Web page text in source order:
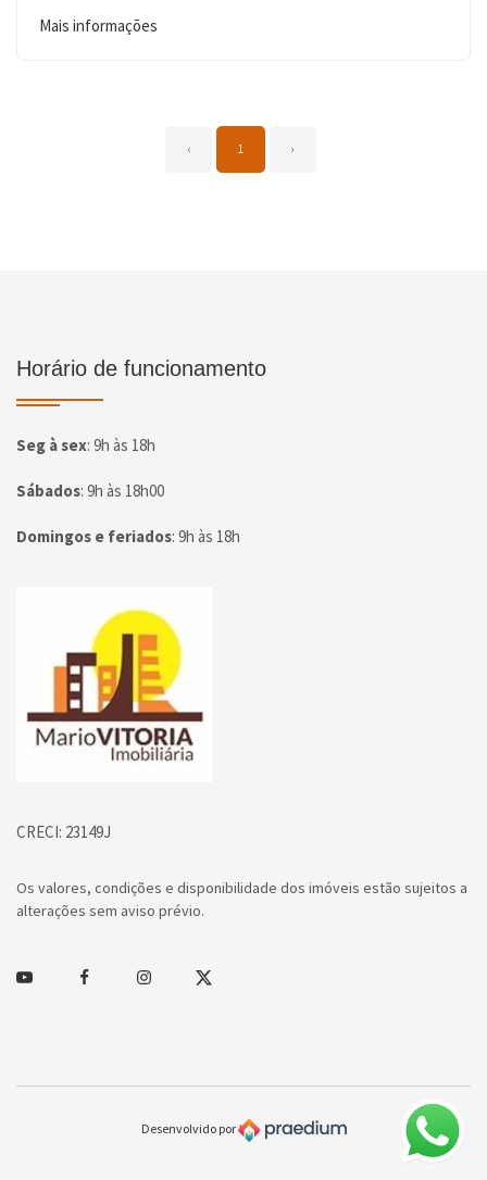
Mais informações
‹ 1 ›
Horário de funcionamento
Seg à sex: 9h às 18h
Sábados: 9h às 18h00
Domingos e feriados: 9h às 18h
Página inicial
CRECI: 23149J
Os valores, condições e disponibilidade dos imóveis estão sujeitos a
alterações sem aviso prévio.
Youtube FacebookInstagramTwitter
Desenvolvido por